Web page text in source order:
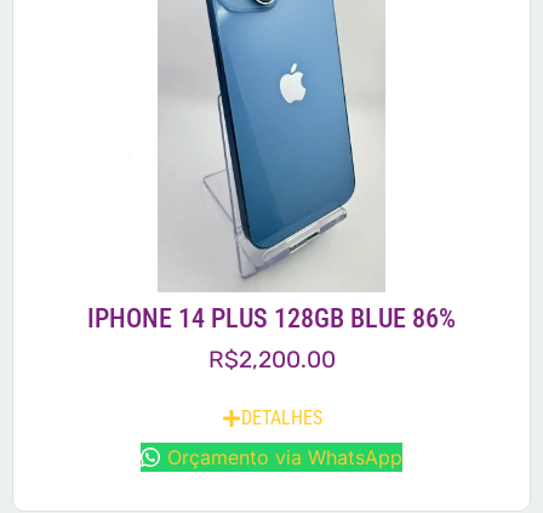
IPHONE 14 PLUS 128GB BLUE 86%
R$2,200.00
DETALHES
Orçamento via WhatsApp